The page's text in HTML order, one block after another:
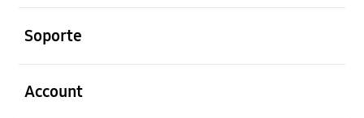
Soporte
Account